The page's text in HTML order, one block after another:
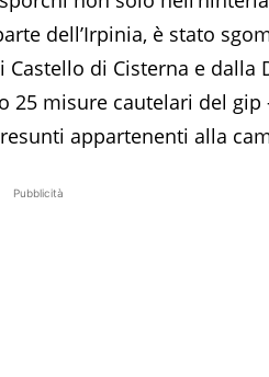
dell’Irpinia, è stato
di Cisterna e dalla
25 misure cautelari del gip
appartenenti alla
Pubblicità